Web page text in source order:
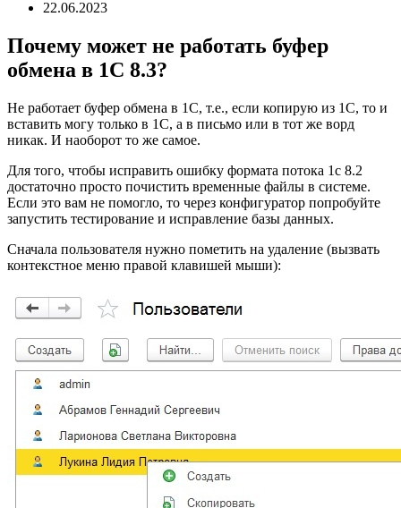
22.06.2023
Почему может не работать буфер
обмена в 1С 8.3?
Не работает буфер обмена в 1С, т.е., если копирую из 1С, то и
вставить могу только в 1С, а в письмо или в тот же ворд
никак. И наоборот то же самое.
Для того, чтобы исправить ошибку формата потока 1с 8.2
достаточно просто почистить временные файлы в системе.
Если это вам не помогло, то через конфигуратор попробуйте
запустить тестирование и исправление базы данных.
Сначала пользователя нужно пометить на удаление (вызвать
контекстное меню правой клавишей мыши):